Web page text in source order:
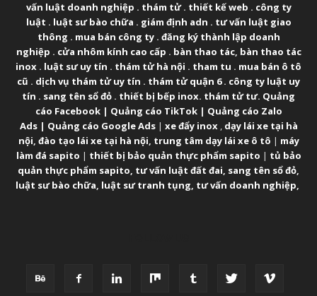
vấn luật doanh nghiệp . thám tử. thiết kế web . công ty
luật . luật sư bào chữa . giám định adn . tư vấn luật giao
thông . mua bán công ty. đăng ký thành lập doanh
nghiệp . cửa nhôm kính cao cấp . bàn thao tác, bàn thao tác
inox . luật sư uy tín . thám tử hà nội . tham tu . mua bán ô tô
cũ . dịch vụ thám tử uy tín . thám tử quận 6. công ty luật uy
tín . sang tên sổ đỏ . thiết bị bếp inox. thám tử tư. Quảng
cáo Facebook| Quảng cáo TikTok| Quảng cáo Zalo
Ads| Quảng cáo Google Ads| xe đẩy inox, dạy lái xe tại hà
nội, đào tạo lái xe tại hà nội, trung tâm dạy lái xe ô tô | máy
làm đá sapito | thiết bị bảo quản thực phẩm sapito | tủ bảo
quản thực phẩm sapito, tư vấn luật đất đai, sang tên sổ đỏ,
luật sư bào chữa, luật sư tranh tụng, tư vấn doanh nghiệp,